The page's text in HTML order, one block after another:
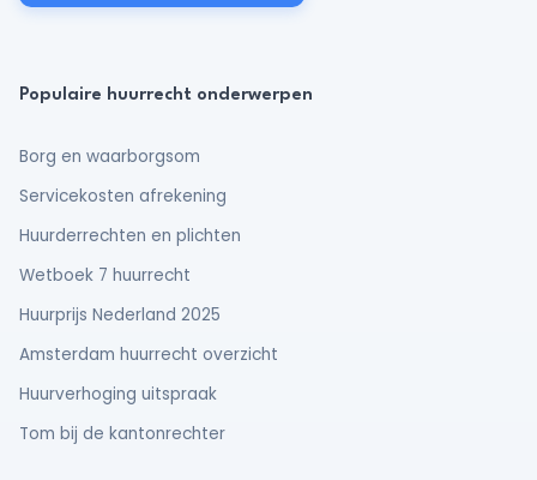
Populaire huurrecht onderwerpen
Borg en waarborgsom
Servicekosten afrekening
Huurderrechten en plichten
Wetboek 7 huurrecht
Huurprijs Nederland 2025
Amsterdam huurrecht overzicht
Huurverhoging uitspraak
Tom bij de kantonrechter